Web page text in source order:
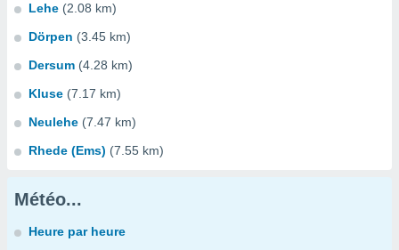
Lehe (2.08 km)
Dörpen (3.45 km)
Dersum (4.28 km)
Kluse (7.17 km)
Neulehe (7.47 km)
Rhede (Ems) (7.55 km)
Météo...
Heure par heure